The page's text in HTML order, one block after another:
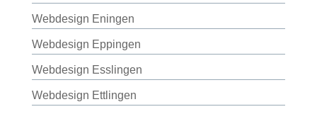
Webdesign Eningen
Webdesign Eppingen
Webdesign Esslingen
Webdesign Ettlingen